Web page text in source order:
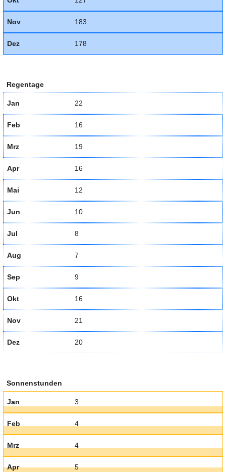
Nov 183
Dez 178
Regentage
Jan 22
Feb 16
Mrz 19
Apr 16
Mai 12
Jun 10
Jul 8
Aug 7
Sep 9
Okt 16
Nov 21
Dez 20
Sonnenstunden
Jan 3
Feb 4
Mrz 4
Apr 5